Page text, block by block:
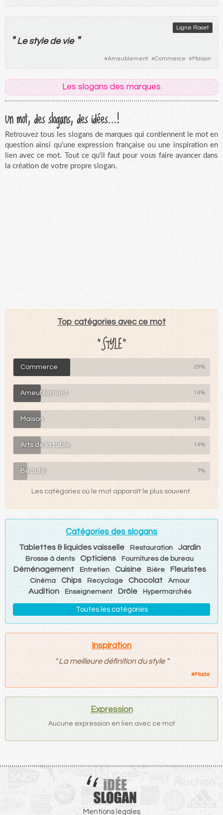
Ligne Roset
" Le style de vie "
#Ameublement #Commerce #Maison
Les slogans des marques
Un mot, des slogans, des idées...!
Retrouvez tous les slogans de marques qui contiennent le mot en
question ainsi qu'une expression française ou une inspiration en
lien avec ce mot. Tout ce qu'il faut pour vous faire avancer dans
la création de votre propre slogan.
Top catégories avec ce mot
"STYLE"
Commerce 29%
Ameublement 14%
Maison 14%
Arts de la table 14%
Beauté 7%
Les catégories où le mot apparaît le plus souvent.
Catégories des slogans
Tablettes & liquides vaisselle Restauration Jardin
Brosse à dents Opticiens Fournitures de bureau
Déménagement Entretien Cuisine Bière Fleuristes
Cinéma Chips Recyclage Chocolat Amour
Audition Enseignement Drôle Hypermarchés
Toutes les catégories
Inspiration
" La meilleure définition du style "
#Mode
Expression
Aucune expression en lien avec ce mot
Mentions légales